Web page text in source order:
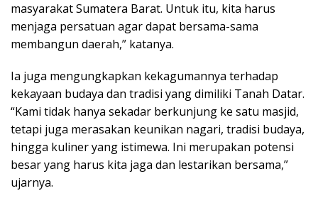
masyarakat Sumatera Barat. Untuk itu, kita harus
menjaga persatuan agar dapat bersama-sama
membangun daerah,” katanya.
Ia juga mengungkapkan kekagumannya terhadap
kekayaan budaya dan tradisi yang dimiliki Tanah Datar.
“Kami tidak hanya sekadar berkunjung ke satu masjid,
tetapi juga merasakan keunikan nagari, tradisi budaya,
hingga kuliner yang istimewa. Ini merupakan potensi
besar yang harus kita jaga dan lestarikan bersama,”
ujarnya.